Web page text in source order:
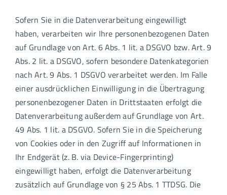
Sofern Sie in die Datenverarbeitung eingewilligt
haben, verarbeiten wir Ihre personenbezogenen Daten
auf Grundlage von Art. 6 Abs. 1 lit. a DSGVO bzw. Art. 9
Abs. 2 lit. a DSGVO, sofern besondere Datenkategorien
nach Art. 9 Abs. 1 DSGVO verarbeitet werden. Im Falle
einer ausdrücklichen Einwilligung in die Übertragung
personenbezogener Daten in Drittstaaten erfolgt die
Datenverarbeitung außerdem auf Grundlage von Art.
49 Abs. 1 lit. a DSGVO. Sofern Sie in die Speicherung
von Cookies oder in den Zugriff auf Informationen in
Ihr Endgerät (z. B. via Device-Fingerprinting)
eingewilligt haben, erfolgt die Datenverarbeitung
zusätzlich auf Grundlage von § 25 Abs. 1 TTDSG. Die